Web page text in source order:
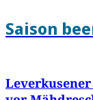
Saison